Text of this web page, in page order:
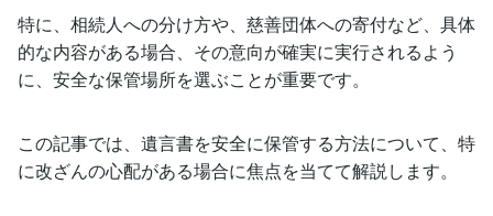
特に、相続人への分け方や、慈善団体への寄付など、具体
的な内容がある場合、その意向が確実に実行されるよう
に、安全な保管場所を選ぶことが重要です。
この記事では、遺言書を安全に保管する方法について、特
に改ざんの心配がある場合に焦点を当てて解説します。